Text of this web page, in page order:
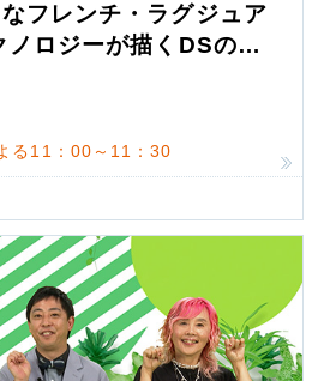
フレンチ・ラグジュア
ノロジーが描くDSの世
る11：00～11：30